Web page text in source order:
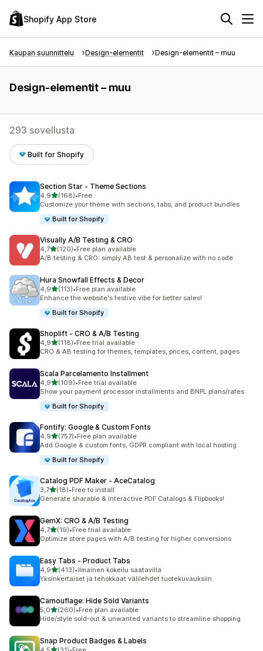
Shopify App Store
Kaupan suunnittelu Design-elementit Design-elementit – muu
Design-elementit – muu
293 sovellusta
Built for Shopify
Section Star ‑ Theme Sections
4,9/ 5 tähteä
(168)
168 arvostelua yhteensä
•Free
Customize your theme with sections, tabs, and product bundles
Built for Shopify
Visually A/B Testing & CRO
4,7/ 5 tähteä
(120)
120 arvostelua yhteensä
•Free plan available
A/B testing & CRO: simply AB test & personalize with no code
Hura Snowfall Effects & Decor
4,9/ 5 tähteä
(113)
113 arvostelua yhteensä
•Free plan available
Enhance the website's festive vibe for better sales!
Built for Shopify
Shoplift ‑ CRO & A/B Testing
4,9/ 5 tähteä
(118)
118 arvostelua yhteensä
•Free trial available
CRO & AB testing for themes, templates, prices, content, pages
Scala Parcelamento Installment
4,9/ 5 tähteä
(109)
109 arvostelua yhteensä
•Free trial available
Show your payment processor installments and BNPL plans/rates
Built for Shopify
Fontify: Google & Custom Fonts
4,9/ 5 tähteä
(757)
757 arvostelua yhteensä
•Free plan available
Add Google & custom fonts, GDPR compliant with local hosting
Built for Shopify
Catalog PDF Maker ‑ AceCatalog
3,7/ 5 tähteä
(18)
18 arvostelua yhteensä
•Free to install
Generate sharable & interactive PDF Catalogs & Flipbooks!
GemX: CRO & A/B Testing
4,7/ 5 tähteä
(19)
19 arvostelua yhteensä
•Free trial available
Optimize store pages with A/B testing for higher conversions
Easy Tabs ‑ Product Tabs
4,9/ 5 tähteä
(413)
413 arvostelua yhteensä
•Ilmainen kokeilu saatavilla
Yksinkertaiset ja tehokkaat välilehdet tuotekuvauksiin
Camouflage: Hide Sold Variants
5,0/ 5 tähteä
(260)
260 arvostelua yhteensä
•Free plan available
Hide/style sold-out & unwanted variants to streamline shopping
Snap Product Badges & Labels
/ 5 tähteä